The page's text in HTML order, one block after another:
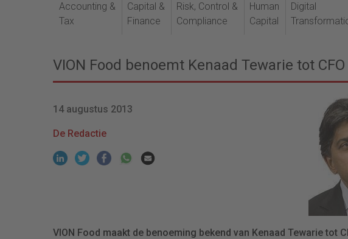
Accounting &
Tax
Capital &
Finance
Risk, Control &
Compliance
Human
Capital
Digital
VION Food benoemt Kenaad Tewarie tot CFO
14 augustus 2013
De Redactie
VION Food maakt de benoeming bekend van Kenaad Tewarie tot